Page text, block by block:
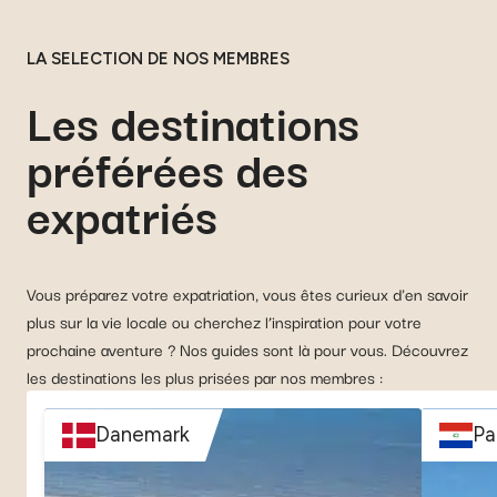
LA SELECTION DE NOS MEMBRES
Les destinations
préférées des
expatriés
Vous préparez votre expatriation, vous êtes curieux d'en savoir
plus sur la vie locale ou cherchez l’inspiration pour votre
prochaine aventure ? Nos guides sont là pour vous. Découvrez
les destinations les plus prisées par nos membres :
Danemark